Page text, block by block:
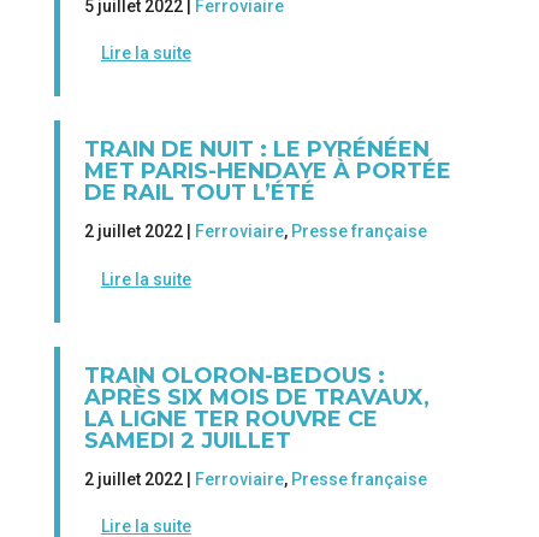
5 juillet 2022 | Ferroviaire
Lire la suite
TRAIN DE NUIT : LE PYRÉNÉEN
MET PARIS-HENDAYE À PORTÉE
DE RAIL TOUT L’ÉTÉ
2 juillet 2022 | Ferroviaire, Presse française
Lire la suite
TRAIN OLORON-BEDOUS :
APRÈS SIX MOIS DE TRAVAUX,
LA LIGNE TER ROUVRE CE
SAMEDI 2 JUILLET
2 juillet 2022 | Ferroviaire, Presse française
Lire la suite